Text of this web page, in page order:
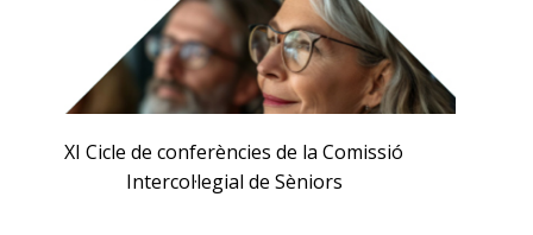
XI Cicle de conferències de la Comissió
Intercol·legial de Sèniors